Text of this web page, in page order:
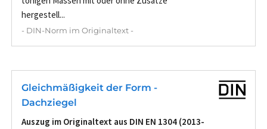
hergestell...
- DIN-Norm im Originaltext -
Gleichmäßigkeit der Form -
Dachziegel
Auszug im Originaltext aus DIN EN 1304 (2013-